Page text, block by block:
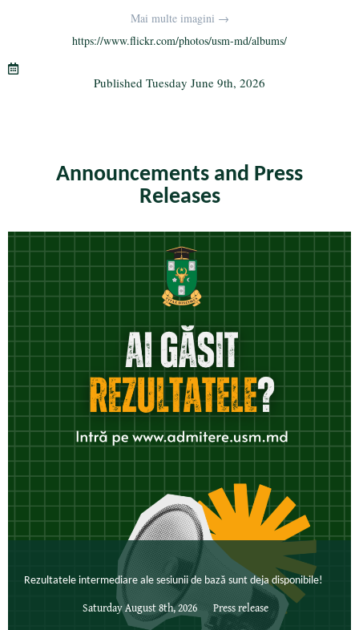
r a
m
ailre
Mai multe imagini →
https://www.flickr.com/photos/usm-md/albums/
Published Tuesday June 9th, 2026
Announcements and Press
Releases
Rezultatele intermediare ale sesiunii de bază sunt deja disponibile!
Saturday August 8th, 2026 Press release